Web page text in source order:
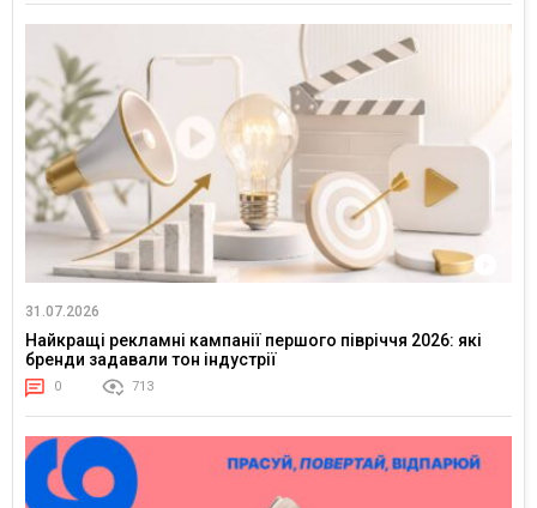
31.07.2026
Найкращі рекламні кампанії першого півріччя 2026: які
бренди задавали тон індустрії
0 713